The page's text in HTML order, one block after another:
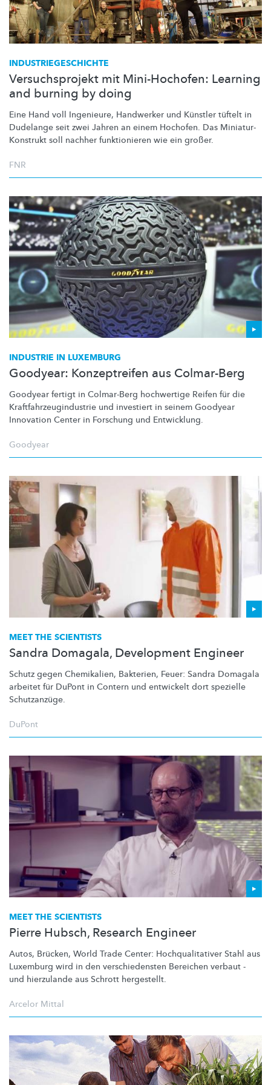
INDUSTRIEGESCHICHTE
Versuchsprojekt mit Mini-Hochofen: Learning
and burning by doing
Eine Hand voll Ingenieure, Handwerker und Künstler tüftelt in
Dudelange seit zwei Jahren an einem Hochofen. Das Miniatur-
Konstrukt soll nachher funktionieren wie ein großer.
FNR
INDUSTRIE IN LUXEMBURG
Goodyear: Konzeptreifen aus Colmar-Berg
Goodyear fertigt in Colmar-Berg hochwertige Reifen für die
Kraftfahrzeugindustrie und investiert in seinem Goodyear
Innovation Center in Forschung und Entwicklung.
Goodyear
MEET THE SCIENTISTS
Sandra Domagala, Development Engineer
Schutz gegen Chemikalien, Bakterien, Feuer: Sandra Domagala
arbeitet für DuPont in Contern und entwickelt dort spezielle
Schutzanzüge.
DuPont
MEET THE SCIENTISTS
Pierre Hubsch, Research Engineer
Autos, Brücken, World Trade Center: Hochqualitativer Stahl aus
Luxemburg wird in den verschiedensten Bereichen verbaut -
und hierzulande aus Schrott hergestellt.
Arcelor Mittal